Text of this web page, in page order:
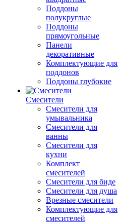
Поддоны
полукруглые
Поддоны
прямоугольные
Панели
декоративные
Комплектующие для
поддонов
Поддоны глубокие
Смесители
Смесители для
умывальника
Смесители для
ванны
Смесители для
кухни
Комплект
смесителей
Смесители для биде
Смесители для душа
Врезные смесители
Комплектующие для
смесителей